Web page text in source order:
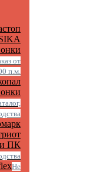
от
п.м.
ПК
Не